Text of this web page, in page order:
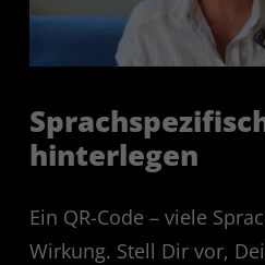
hinterlegen
Ein QR-Code – viele
Wirkung. Stell Dir vor,